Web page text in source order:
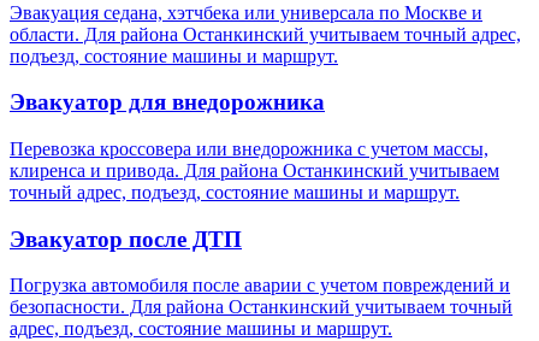
Эвакуация седана, хэтчбека или универсала по Москве и
области. Для района Останкинский учитываем точный адрес,
подъезд, состояние машины и маршрут.
Эвакуатор для внедорожника
Перевозка кроссовера или внедорожника с учетом массы,
клиренса и привода. Для района Останкинский учитываем
точный адрес, подъезд, состояние машины и маршрут.
Эвакуатор после ДТП
Погрузка автомобиля после аварии с учетом повреждений и
безопасности. Для района Останкинский учитываем точный
адрес, подъезд, состояние машины и маршрут.